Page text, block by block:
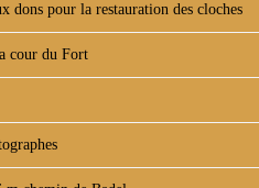
dons pour la restauration des cloches
cour du Fort